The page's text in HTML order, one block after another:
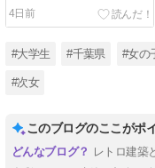
4日前
#大学生 #千葉県 #女の
#次女
このブログのここがポ
レトロ建築